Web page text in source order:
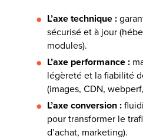
L’axe technique :
sécurisé et à jour
modules).
L’axe performance :
légèreté et la fiabilité
(images, CDN,
L’axe conversion :
pour transformer le
d’achat, marketing).